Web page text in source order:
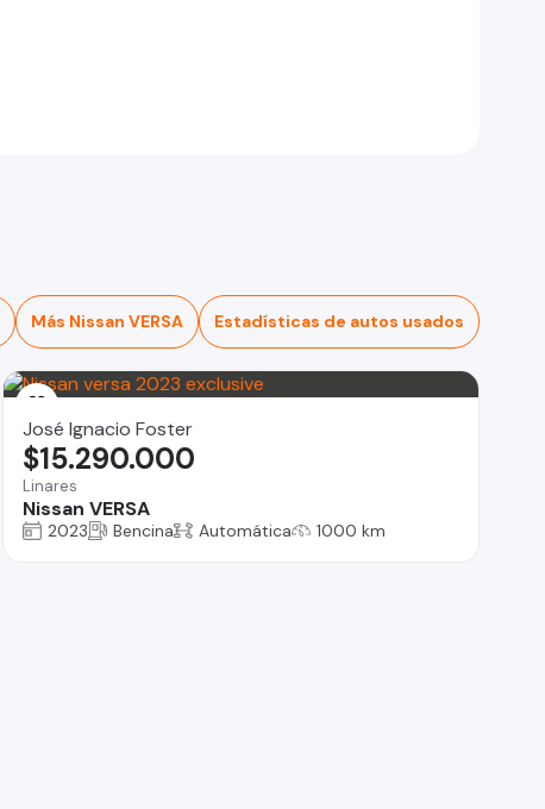
Más Nissan VERSA Estadísticas de autos usados
José Ignacio Foster
Linares
Nissan VERSA
$15.290.000
2023 Bencina Automática 1000 km